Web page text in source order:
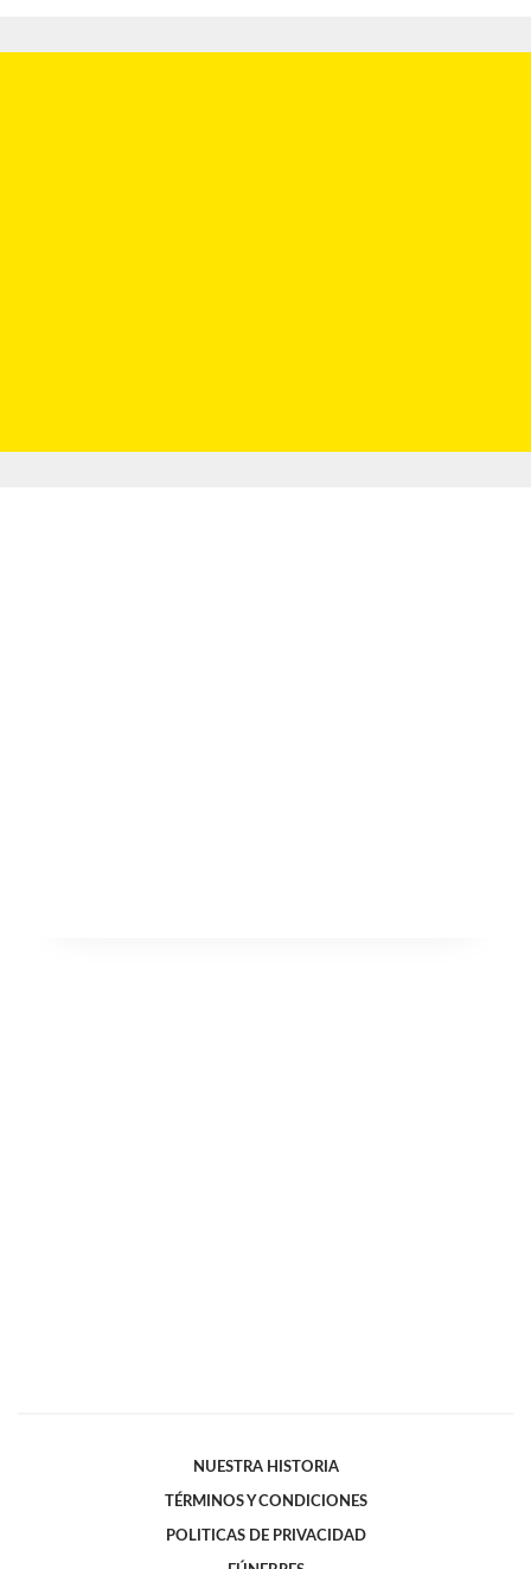
NUESTRA HISTORIA
TÉRMINOS Y CONDICIONES
POLITICAS DE PRIVACIDAD